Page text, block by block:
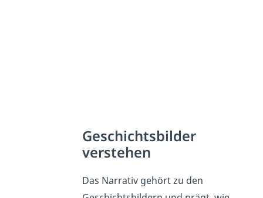
Geschichtsbilder
verstehen
Das Narrativ gehört zu den